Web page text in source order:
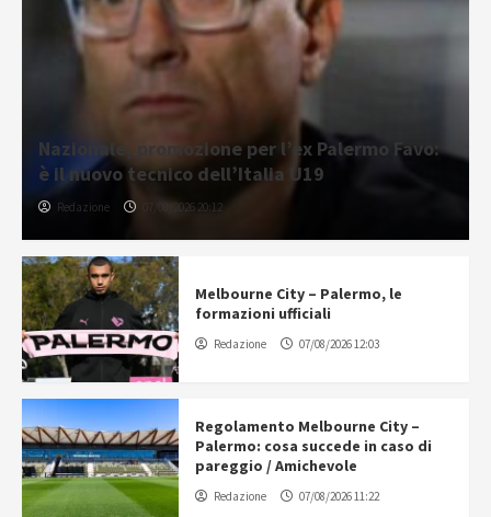
Nazionale, promozione per l’ex Palermo Favo:
è il nuovo tecnico dell’Italia U19
Redazione 07/08/2026 20:12
Melbourne City – Palermo, le
formazioni ufficiali
Redazione 07/08/2026 12:03
Regolamento Melbourne City –
Palermo: cosa succede in caso di
pareggio / Amichevole
Redazione 07/08/2026 11:22